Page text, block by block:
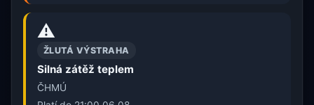
⚠️
ŽLUTÁ VÝSTRAHA
Silná zátěž teplem
ČHMÚ